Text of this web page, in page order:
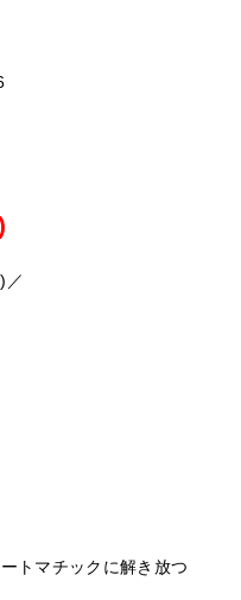
／
トマチックに解き放つ